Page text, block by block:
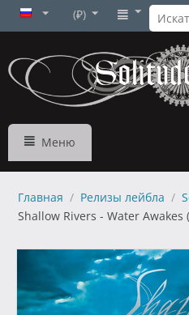
(₽)
Меню
Главная / Релизы лейбла /
Shallow Rivers - Water Awakes